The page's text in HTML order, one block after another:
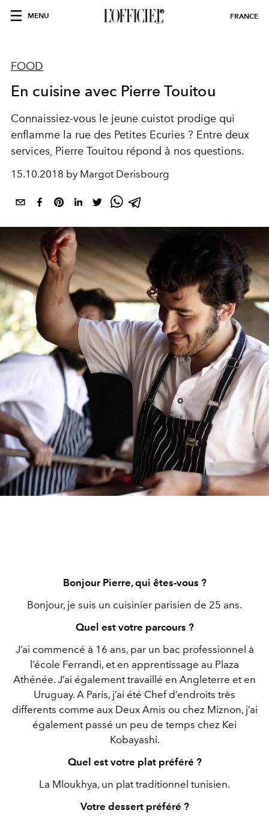
MENU FRANCE
FOOD
En cuisine avec Pierre Touitou
Connaissiez-vous le jeune cuistot prodige qui
enflamme la rue des Petites Ecuries ? Entre deux
services, Pierre Touitou répond à nos questions.
15.10.2018 by Margot Derisbourg
Bonjour Pierre, qui êtes-vous ?
Bonjour, je suis un cuisinier parisien de 25 ans.
Quel est votre parcours ?
J’ai commencé à 16 ans, par un bac professionnel à
l’école Ferrandi, et en apprentissage au Plaza
Athénée. J’ai également travaillé en Angleterre et en
Uruguay. A Paris, j’ai été Chef d’endroits très
differents comme aux Deux Amis ou chez Miznon, j’ai
également passé un peu de temps chez Kei
Kobayashi.
Quel est votre plat préféré ?
La Mloukhya, un plat traditionnel tunisien.
Votre dessert préféré ?